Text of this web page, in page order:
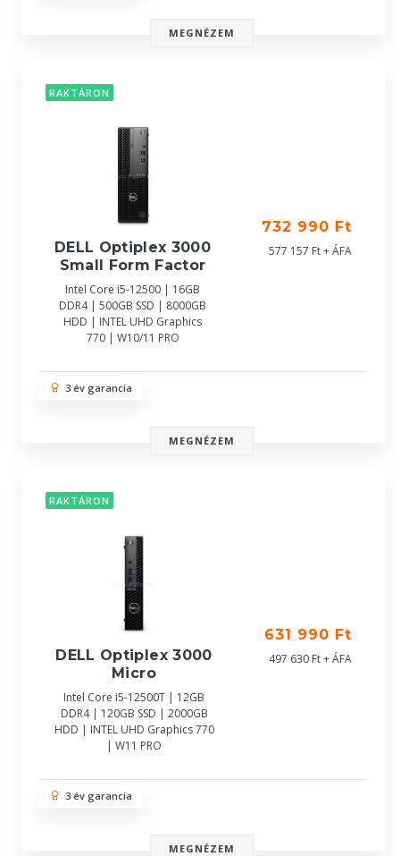
MEGNÉZEM
RAKTÁRON
DELL Optiplex 3000
Small Form Factor
Intel Core i5-12500 | 16GB
DDR4 | 500GB SSD | 8000GB
HDD | INTEL UHD Graphics
770 | W10/11 PRO
732 990 Ft
577 157 Ft + ÁFA
3 év garancia
MEGNÉZEM
RAKTÁRON
DELL Optiplex 3000
Micro
Intel Core i5-12500T | 12GB
DDR4 | 120GB SSD | 2000GB
HDD | INTEL UHD Graphics 770
| W11 PRO
631 990 Ft
497 630 Ft + ÁFA
3 év garancia
MEGNÉZEM